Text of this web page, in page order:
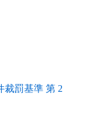
裁罰基準 第 2